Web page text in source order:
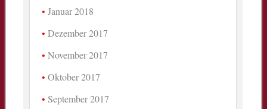
Januar 2018
Dezember 2017
November 2017
Oktober 2017
September 2017